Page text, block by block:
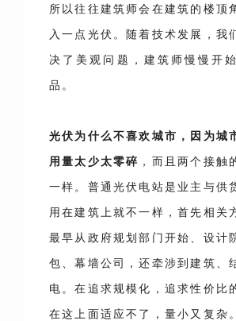
所以往往建筑师会在建筑的楼顶
入一点光伏。随着技术发展，我
决了美观问题，建筑师慢慢开
品。
光伏为什么不喜欢城市，因为城
用量太少太零碎 ，而且两个接触
一样。普通光伏电站是业主与供
用在建筑上就不一样，首先相关
最早从政府规划部门开始、设计
包、幕墙公司，还牵涉到建筑、
电。在追求规模化，追求性价比
在这上面适应不了，量小又复杂